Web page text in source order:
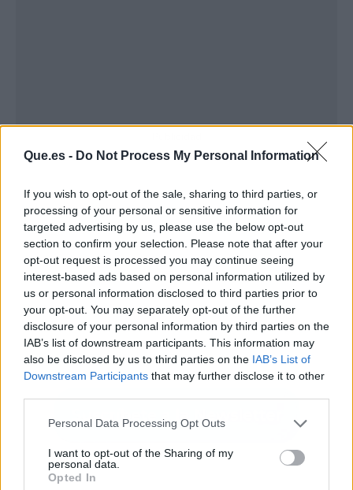
Que.es - Do Not Process My Personal Information
If you wish to opt-out of the sale, sharing to third parties, or
processing of your personal or sensitive information for
targeted advertising by us, please use the below opt-out
section to confirm your selection. Please note that after your
opt-out request is processed you may continue seeing
interest-based ads based on personal information utilized by
us or personal information disclosed to third parties prior to
your opt-out. You may separately opt-out of the further
disclosure of your personal information by third parties on the
IAB’s list of downstream participants. This information may
also be disclosed by us to third parties on the IAB’s List of
Downstream Participants that may further disclose it to other
Personal Data Processing Opt Outs
I want to opt-out of the Sharing of my
personal data.
Opted In